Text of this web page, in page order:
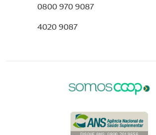
0800 970 9087
4020 9087